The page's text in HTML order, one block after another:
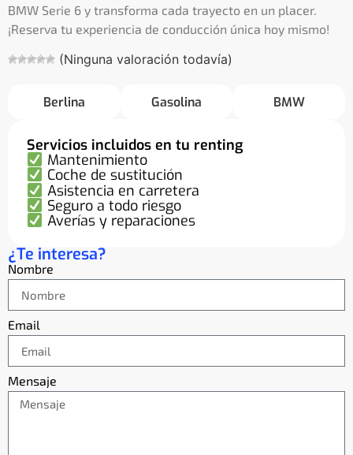
BMW Serie 6 y transforma cada trayecto en un placer.
¡Reserva tu experiencia de conducción única hoy mismo!
(Ninguna valoración todavía)
Berlina Gasolina BMW
Servicios incluidos en tu renting
Mantenimiento
Coche de sustitución
Asistencia en carretera
Seguro a todo riesgo
Averías y reparaciones
¿Te interesa?
Nombre
Email
Mensaje